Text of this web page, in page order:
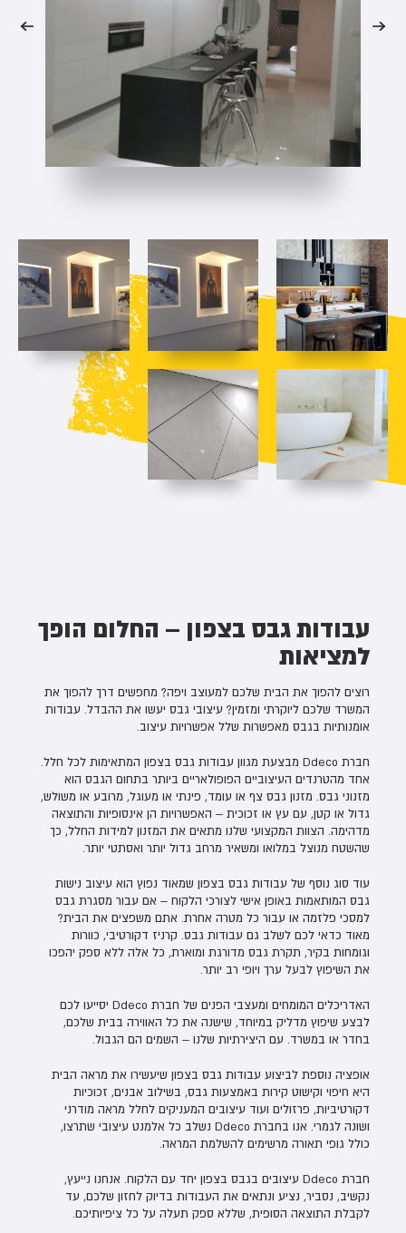
עבודות גבס בצפון – החלום הופך
למציאות
רוצים להפוך את הבית שלכם למעוצב ויפה? מחפשים דרך להפוך את
המשרד שלכם ליוקרתי ומזמין? עיצובי גבס יעשו את ההבדל. עבודות
אומנותיות בגבס מאפשרות שלל אפשרויות עיצוב.
חברת Ddeco מבצעת מגוון עבודות גבס בצפון המתאימות לכל חלל.
אחד מהטרנדים העיצוביים הפופולאריים ביותר בתחום הגבס הוא
מזנוני גבס. מזנון גבס צף או עומד, פינתי או מעוגל, מרובע או משולש,
גדול או קטן, עם עץ או זכוכית – האפשרויות הן אינסופיות והתוצאה
מדהימה. הצוות המקצועי שלנו מתאים את המזנון למידות החלל, כך
שהשטח מנוצל במלואו ומשאיר מרחב גדול יותר ואסתטי יותר.
עוד סוג נוסף של עבודות גבס בצפון שמאוד נפוץ הוא עיצוב נישות
גבס המותאמות באופן אישי לצורכי הלקוח – אם עבור מסגרת גבס
למסכי פלזמה או עבור כל מטרה אחרת. אתם משפצים את הבית?
מאוד כדאי לכם לשלב גם עבודות גבס. קרניז דקורטיבי, כוורות
וגומחות בקיר, תקרת גבס מדורגת ומוארת, כל אלה ללא ספק יהפכו
את השיפוץ לבעל ערך ויופי רב יותר.
האדריכלים המומחים ומעצבי הפנים של חברת Ddeco יסייעו לכם
לבצע שיפוץ מדליק במיוחד, שישנה את כל האווירה בבית שלכם,
בחדר או במשרד. עם היצירתיות שלנו – השמים הם הגבול.
אופציה נוספת לביצוע עבודות גבס בצפון שיעשירו את מראה הבית
היא חיפוי וקישוט קירות באמצעות גבס, בשילוב אבנים, זכוכיות
דקורטיביות, פרזולים ועוד עיצובים המעניקים לחלל מראה מודרני
ושונה לגמרי. אנו בחברת Ddeco נשלב כל אלמנט עיצובי שתרצו,
כולל גופי תאורה מרשימים להשלמת המראה.
חברת Ddeco עיצובים בגבס בצפון יחד עם הלקוח. אנחנו נייעץ,
נקשיב, נסביר, נציע ונתאים את העבודות בדיוק לחזון שלכם, עד
לקבלת התוצאה הסופית, שללא ספק תעלה על כל ציפיותיכם.